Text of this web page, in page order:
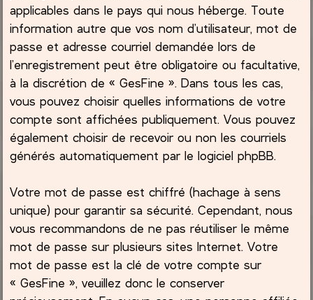
applicables dans le pays qui nous héberge. Toute
information autre que vos nom d’utilisateur, mot de
passe et adresse courriel demandée lors de
l’enregistrement peut être obligatoire ou facultative,
à la discrétion de « GesFine ». Dans tous les cas,
vous pouvez choisir quelles informations de votre
compte sont affichées publiquement. Vous pouvez
également choisir de recevoir ou non les courriels
générés automatiquement par le logiciel phpBB.
Votre mot de passe est chiffré (hachage à sens
unique) pour garantir sa sécurité. Cependant, nous
vous recommandons de ne pas réutiliser le même
mot de passe sur plusieurs sites Internet. Votre
mot de passe est la clé de votre compte sur
« GesFine », veuillez donc le conserver